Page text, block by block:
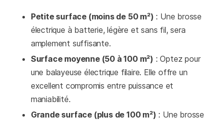
Petite surface (moins de 50 m²) : Une brosse
électrique à batterie, légère et sans fil, sera
amplement suffisante.
Surface moyenne (50 à 100 m²) : Optez pour
une balayeuse électrique filaire. Elle offre un
excellent compromis entre puissance et
maniabilité.
Grande surface (plus de 100 m²) : Une brosse